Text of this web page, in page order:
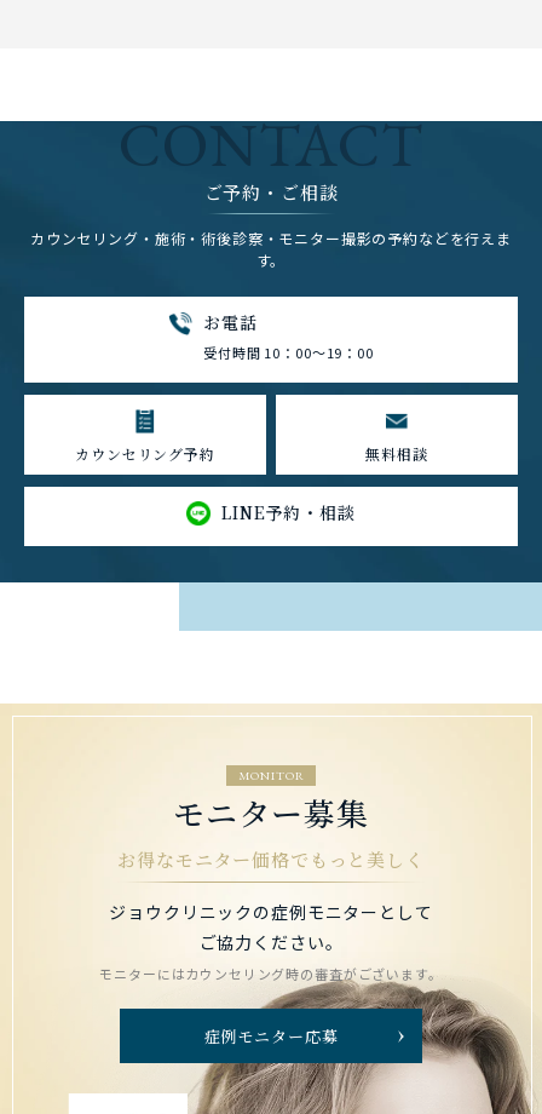
CONTACT
ご予約・ご相談
カウンセリング・施術・術後診察・モニター撮影の予約などを行えま
す。
お電話
受付時間 10：00～19：00
カウンセリング予約 無料相談
LINE予約・相談
MONITOR
モニター募集
お得なモニター価格でもっと美しく
ジョウクリニックの症例モニターとして
ご協力ください。
モニターにはカウンセリング時の審査がございます。
症例モニター応募